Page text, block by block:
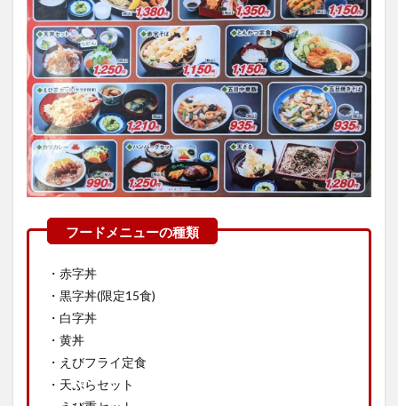
・赤字丼
・黒字丼(限定15食)
・白字丼
・黄丼
・えびフライ定食
・天ぷらセット